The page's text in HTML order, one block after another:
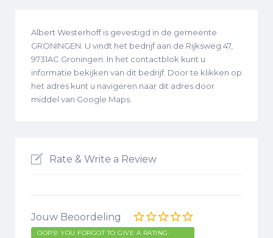
Albert Westerhoff is gevestigd in de gemeente
GRONINGEN. U vindt het bedrijf aan de Rijksweg 47,
9731AC Groningen. In het contactblok kunt u
informatie bekijken van dit bedrijf. Door te klikken op
het adres kunt u navigeren naar dit adres door
middel van Google Maps.
Rate & Write a Review
Jouw Beoordeling
OOPS! YOU FORGOT TO GIVE A RATING.